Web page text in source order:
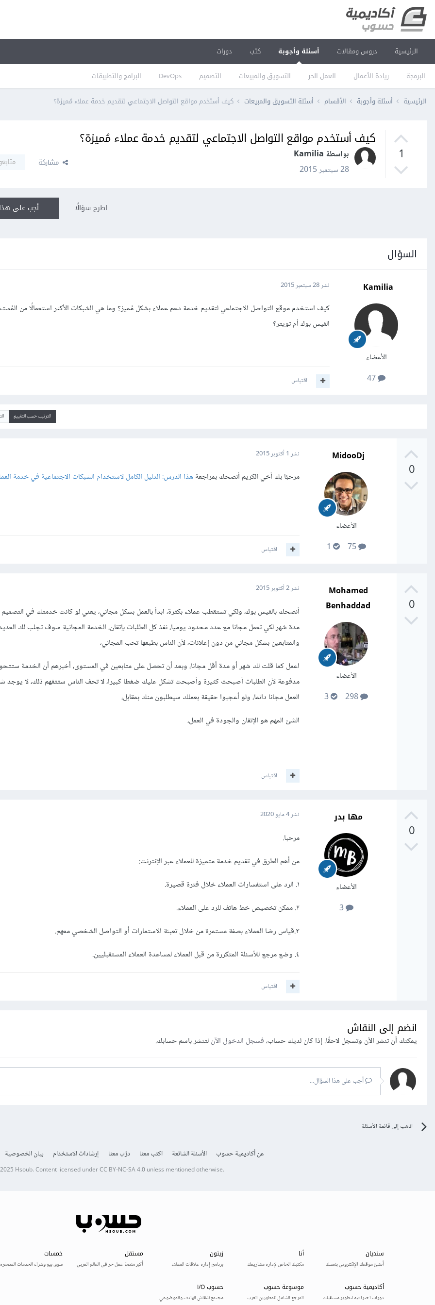
الرئيسية دروس ومقالات أسئلة وأجوبة
البرمجة ريادة الأعمال العمل الحر التسويق والمبيعات التصميم DevOps البرامج والتطبيقات
كتب دورات
الرئيسية أسئلة وأجوبة الأقسام أسئلة التسويق والمبيعات كيف أستخدم مواقع التواصل الاجتماعي لتقديم خدمة عملاء مُميزة؟
1
كيف أستخدم مواقع التواصل الاجتماعي لتقديم خدمة عملاء مُميزة؟
بواسطة Kamilia
28 سبتمبر 2015
مشاركة
أجب على اطرح سؤالًا
السؤال
Kamilia
الأعضاء
نشر28 سبتمبر 2015
كيف استخدم موقع التواصل الاجتماعي لتقديم خدمة دعم عملاء بشكل مُميز؟ وما هي الشبكات الأكثر استعمالًا من
الفيس بوك أم تويتر؟
اقتباس
الترتيب حسب التقييم
0
MidooDj
الأعضاء
75
نشر 1 أكتوبر 2015
مرحبًا بك أخي الكريم أنصحك بمراجعةهذا الدرس: الدليل الكامل لاستخدام الشبكات الاجتماعية في خدمة
اقتباس
0
Mohamed
Benhaddad
الأعضاء
نشر2 أكتوبر 2015
أنصحك بالفيس بوك، ولكي تستقطب عملاء بكثرة، ابدأ بالعمل بشكل مجاني، يعني لو كانت خدمتك في التصميم
مدة شهر لكي تعمل مجانا مع عدد محدود يوميا، نفذ كل الطلبات بإتقان، الخدمة المجانية سوف تجلب لك
والمتابعين بشكل مجاني من دون إعلانات، لأن الناس بطبعها تحب المجاني،
اعمل كما قلت لك شهر أو مدة أقل مجانا، وبعد أن تحصل على متابعين في المستوى، أخبرهم أن الخدمة
مدفوعة لأن الطلبات أصبحت كثيرة وأصبحت تشكل عليك ضغطا كبيرا، لا تحف الناس ستتفهم ذلك، لا
العمل مجانا دائما، ولو أعجبوا حقيقة بعملك سيطلبون منك بمقابل،
الشئ المهم هو الإتقان والجودة في العمل،
اقتباس
0
مها بدر
الأعضاء
3
نشر4 مايو 2020
مرحبا.
من أهم الطرق في تقديم خدمة متميزة للعملاء عبر الإنترنت:
١. الرد على استفسارات العملاء خلال فترة قصيرة.
٢. ممكن تخصيص خط هاتف للرد على العملاء.
٣.قياس رضا العملاء بصفة مستمرة من خلال تعبئة الاستمارات أو التواصل الشخصي معهم.
٤. وضع مرجع للأسئلة المتكررة من قبل العملاء لمساعدة العملاء المستقبليين.
اقتباس
انضم إلى النقاش
يمكنك أن تنشر الآن وتسجل لاحقًا. إذا كان لديك حساب،فسجل الدخول الآنلتنشر باسم حسابك.
أجب على هذا السؤال...
اذهب إلى قائمة الأسئلة
عن أكاديمية حسوب الأسئلة الشائعة اكتب معنا درّب معنا إرشادات الاستخدام بيان الخصوصية
Hsoub.Content licensed underCC BY-NC-SA 4.0unless mentioned otherwise.